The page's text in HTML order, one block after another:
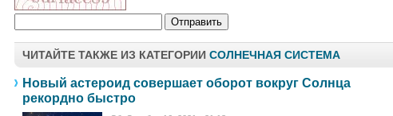
ЧИТАЙТЕ ТАКЖЕ ИЗ КАТЕГОРИИ СОЛНЕЧНАЯ СИСТЕМА
Новый астероид совершает оборот вокруг Солнца
рекордно быстро